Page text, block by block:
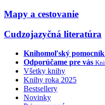
Mapy a cestovanie
Cudzojazyčná literatúra
Knihomoľský pomocník
Odporúčame pre vás
Všetky knihy
Knihy roka 2025
Bestsellery
Novinky